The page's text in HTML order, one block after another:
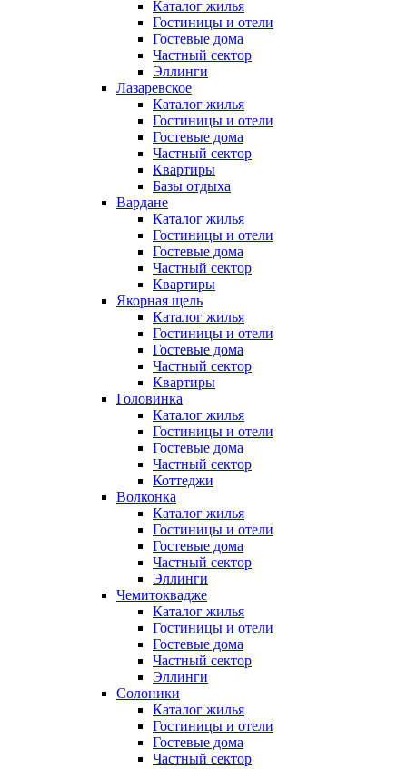
Каталог жилья
Гостиницы и отели
Гостевые дома
Частный сектор
Эллинги
Лазаревское
Каталог жилья
Гостиницы и отели
Гостевые дома
Частный сектор
Квартиры
Базы отдыха
Вардане
Каталог жилья
Гостиницы и отели
Гостевые дома
Частный сектор
Квартиры
Якорная щель
Каталог жилья
Гостиницы и отели
Гостевые дома
Частный сектор
Квартиры
Головинка
Каталог жилья
Гостиницы и отели
Гостевые дома
Частный сектор
Коттеджи
Волконка
Каталог жилья
Гостиницы и отели
Гостевые дома
Частный сектор
Эллинги
Чемитоквадже
Каталог жилья
Гостиницы и отели
Гостевые дома
Частный сектор
Эллинги
Солоники
Каталог жилья
Гостиницы и отели
Гостевые дома
Частный сектор